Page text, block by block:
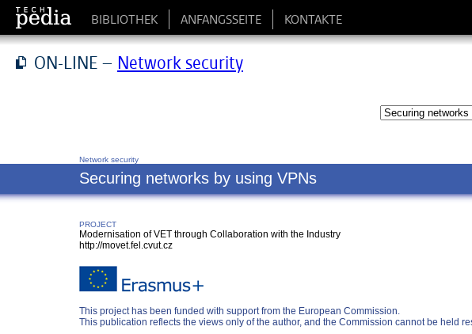
BIBLIOTHEK ANFANGSSEITE KONTAKTE
ON-LINE – Network security